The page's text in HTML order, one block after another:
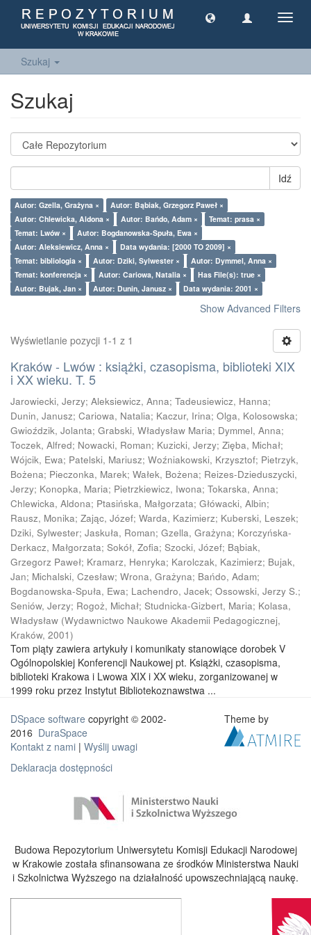
Szukaj
Szukaj
Idź
Autor: Gzella, Grażyna ×
Autor: Bąbiak, Grzegorz Paweł ×
Autor: Chlewicka, Aldona ×
Autor: Bańdo, Adam ×
Temat: prasa ×
Temat: Lwów ×
Autor: Bogdanowska-Spuła, Ewa ×
Autor: Aleksiewicz, Anna ×
Data wydania: [2000 TO 2009] ×
Temat: bibliologia ×
Autor: Dziki, Sylwester ×
Autor: Dymmel, Anna ×
Temat: konferencja ×
Autor: Cariowa, Natalia ×
Has File(s): true ×
Autor: Bujak, Jan ×
Autor: Dunin, Janusz × Data wydania: 2001 ×
Show Advanced Filters
Wyświetlanie pozycji 1-1 z 1
Kraków - Lwów : książki, czasopisma, biblioteki XIX
i XX wieku. T. 5
Jarowiecki, Jerzy; Aleksiewicz, Anna; Tadeusiewicz, Hanna;
Dunin, Janusz; Cariowa, Natalia; Kaczur, Irina; Olga, Kolosowska;
Gwioździk, Jolanta; Grabski, Władysław Maria; Dymmel, Anna;
Toczek, Alfred; Nowacki, Roman; Kuzicki, Jerzy; Zięba, Michał;
Wójcik, Ewa; Patelski, Mariusz; Woźniakowski, Krzysztof; Pietrzyk,
Bożena; Pieczonka, Marek; Wałek, Bożena; Reizes-Dzieduszycki,
Jerzy; Konopka, Maria; Pietrzkiewicz, Iwona; Tokarska, Anna;
Chlewicka, Aldona; Ptasińska, Małgorzata; Główacki, Albin;
Rausz, Monika; Zając, Józef; Warda, Kazimierz; Kuberski, Leszek;
Dziki, Sylwester; Jaskuła, Roman; Gzella, Grażyna; Korczyńska-
Derkacz, Małgorzata; Sokół, Zofia; Szocki, Józef; Bąbiak,
Grzegorz Paweł; Kramarz, Henryka; Karolczak, Kazimierz; Bujak,
Jan; Michalski, Czesław; Wrona, Grażyna; Bańdo, Adam;
Bogdanowska-Spuła, Ewa; Lachendro, Jacek; Ossowski, Jerzy S.;
Seniów, Jerzy; Rogoż, Michał; Studnicka-Gizbert, Maria; Kolasa,
Władysław (Wydawnictwo Naukowe Akademii Pedagogicznej,
Kraków, 2001)
Tom piąty zawiera artykuły i komunikaty stanowiące dorobek V
Ogólnopolskiej Konferencji Naukowej pt. Książki, czasopisma,
biblioteki Krakowa i Lwowa XIX i XX wieku, zorganizowanej w
1999 roku przez Instytut Bibliotekoznawstwa ...
DSpace software copyright © 2002-
2016 DuraSpace
Kontakt z nami | Wyślij uwagi
Deklaracja dostępności
Theme by
Budowa Repozytorium Uniwersytetu Komisji Edukacji Narodowej
w Krakowie została sfinansowana ze środków Ministerstwa Nauki
i Szkolnictwa Wyższego na działalność upowszechniającą naukę.